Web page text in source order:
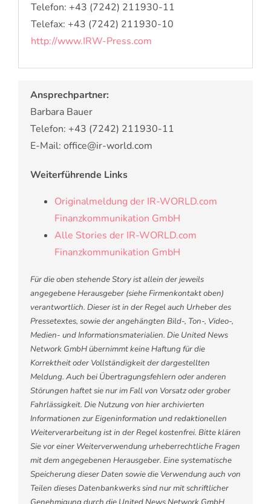
Telefon: +43 (7242) 211930-11
Telefax: +43 (7242) 211930-10
http://www.IRW-Press.com
Ansprechpartner:
Barbara Bauer
Telefon: +43 (7242) 211930-11
E-Mail: office@ir-world.com
Weiterführende Links
Originalmeldung der IR-WORLD.com
Finanzkommunikation GmbH
Alle Stories der IR-WORLD.com
Finanzkommunikation GmbH
Für die oben stehende Story ist allein der jeweils
angegebene Herausgeber (siehe Firmenkontakt oben)
verantwortlich. Dieser ist in der Regel auch Urheber des
Pressetextes, sowie der angehängten Bild-, Ton-, Video-,
Medien- und Informationsmaterialien. Die United News
Network GmbH übernimmt keine Haftung für die
Korrektheit oder Vollständigkeit der dargestellten
Meldung. Auch bei Übertragungsfehlern oder anderen
Störungen haftet sie nur im Fall von Vorsatz oder grober
Fahrlässigkeit. Die Nutzung von hier archivierten
Informationen zur Eigeninformation und redaktionellen
Weiterverarbeitung ist in der Regel kostenfrei. Bitte klären
Sie vor einer Weiterverwendung urheberrechtliche Fragen
mit dem angegebenen Herausgeber. Eine systematische
Speicherung dieser Daten sowie die Verwendung auch von
Teilen dieses Datenbankwerks sind nur mit schriftlicher